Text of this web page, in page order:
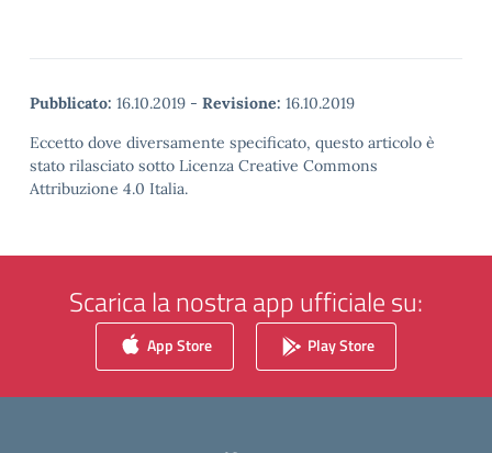
Pubblicato: 16.10.2019 - Revisione: 16.10.2019
Eccetto dove diversamente specificato, questo articolo è
stato rilasciato sotto Licenza Creative Commons
Attribuzione 4.0 Italia.
Scarica la nostra app ufficiale su:
App Store Play Store